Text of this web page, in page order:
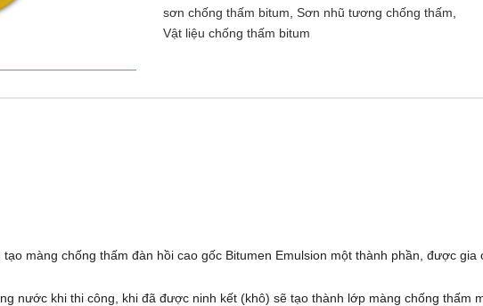
sơn chống thấm bitum Sơn nhũ tương chống thấm
Vật liệu chống thấm bitum
màng chống thấm đàn hồi cao gốc Bitumen Emulsion một thành phần, được gia
nước khi thi công, khi đã được ninh kết (khô) sẽ tạo thành lớp màng chống thấm